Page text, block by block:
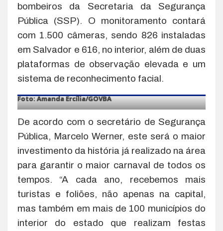
bombeiros da Secretaria da Segurança
Pública (SSP). O monitoramento contará
com 1.500 câmeras, sendo 826 instaladas
em Salvador e 616, no interior, além de duas
plataformas de observação elevada e um
sistema de reconhecimento facial.
Foto: Amanda Ercília/GOVBA
De acordo com o secretário de Segurança
Pública, Marcelo Werner, este será o maior
investimento da história já realizado na área
para garantir o maior carnaval de todos os
tempos. “A cada ano, recebemos mais
turistas e foliões, não apenas na capital,
mas também em mais de 100 municípios do
interior do estado que realizam festas